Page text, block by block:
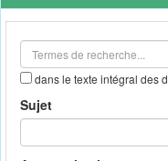
outils
dans le texte intégral des
Sujet